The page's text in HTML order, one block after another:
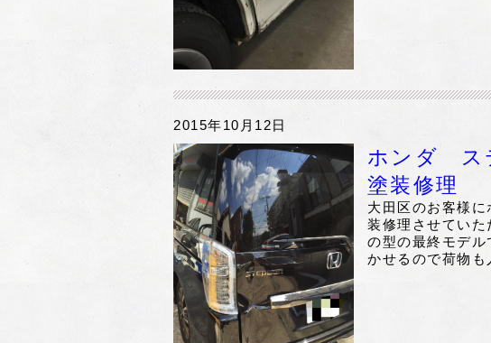
2015年10月12日
ホンダ ス
塗装修理
大田区のお客様
装修理させていた
の型の最終モデ
かせるので荷物